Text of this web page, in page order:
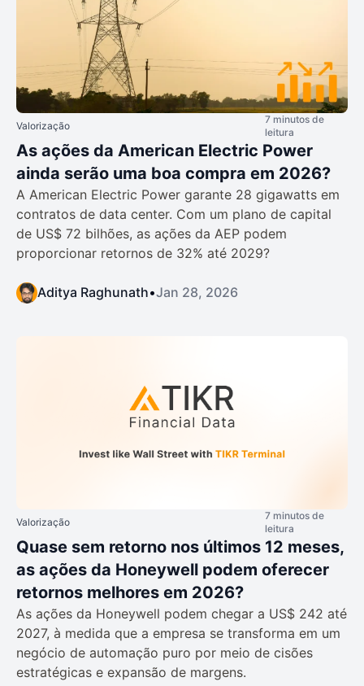
Valorização
7 minutos de
leitura
As ações da American Electric Power
ainda serão uma boa compra em 2026?
A American Electric Power garante 28 gigawatts em
contratos de data center. Com um plano de capital
de US$ 72 bilhões, as ações da AEP podem
proporcionar retornos de 32% até 2029?
Aditya Raghunath•Jan 28, 2026
Valorização
7 minutos de
leitura
Quase sem retorno nos últimos 12 meses,
as ações da Honeywell podem oferecer
retornos melhores em 2026?
As ações da Honeywell podem chegar a US$ 242 até
2027, à medida que a empresa se transforma em um
negócio de automação puro por meio de cisões
estratégicas e expansão de margens.